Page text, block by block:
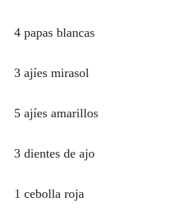
4 papas blancas
3 ajíes mirasol
5 ajíes amarillos
3 dientes de ajo
1 cebolla roja